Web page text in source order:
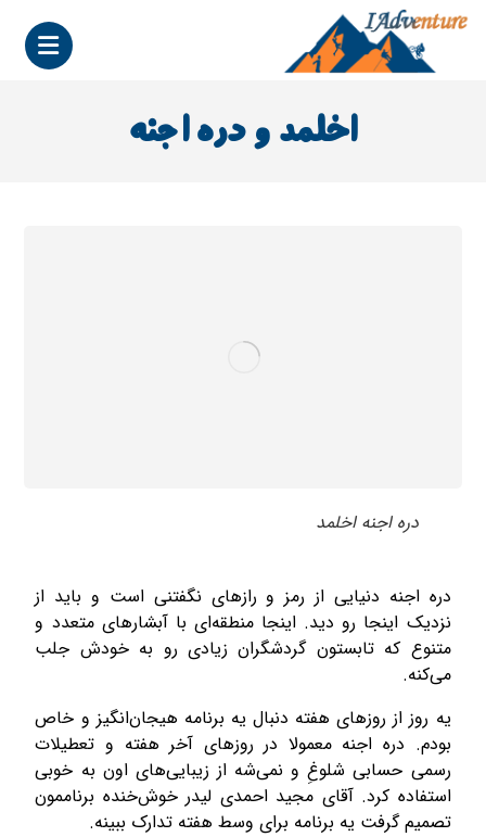
اخلمد و دره اجنه
دره اجنه اخلمد
دره اجنه دنیایی از رمز و رازهای نگفتنی است و باید از
نزدیک اینجا رو دید. اینجا منطقه‌ای با آبشارهای متعدد و
متنوع که تابستون گردشگران زیادی رو به خودش جلب
می‌کنه.
یه روز از روزهای هفته دنبال یه برنامه هیجان‌انگیز و خاص
بودم. دره اجنه معمولا در روزهای آخر هفته و تعطیلات
رسمی حسابی شلوغِ و نمی‌شه از زیبایی‌های اون به خوبی
استفاده کرد. آقای مجید احمدی لیدر خوش‌خنده برناممون
تصمیم گرفت یه برنامه برای وسط هفته تدارک ببینه.